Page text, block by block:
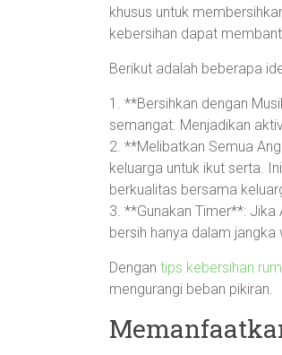
khusus untuk
kebersihan dapat
Berikut adalah beberapa
1. **Bersihkan dengan
semangat. Menjadikan
2. **Melibatkan Semua
keluarga untuk ikut serta.
berkualitas bersama
3. **Gunakan Timer**:
bersih hanya dalam
Dengan tips kebersihan
mengurangi beban pikiran.